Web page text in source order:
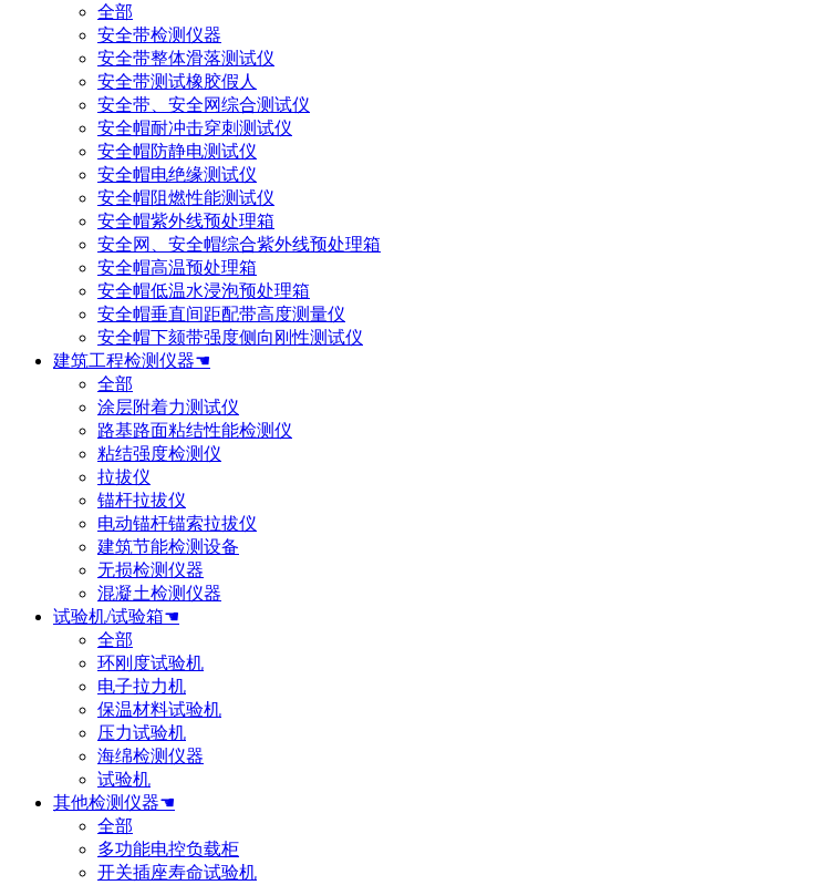
全部
安全带检测仪器
安全带整体滑落测试仪
安全带测试橡胶假人
安全带、安全网综合测试仪
安全帽耐冲击穿刺测试仪
安全帽防静电测试仪
安全帽电绝缘测试仪
安全帽阻燃性能测试仪
安全帽紫外线预处理箱
安全网、安全帽综合紫外线预处理箱
安全帽高温预处理箱
安全帽低温水浸泡预处理箱
安全帽垂直间距配带高度测量仪
安全帽下颏带强度侧向刚性测试仪
建筑工程检测仪器☚
全部
涂层附着力测试仪
路基路面粘结性能检测仪
粘结强度检测仪
拉拔仪
锚杆拉拔仪
电动锚杆锚索拉拔仪
建筑节能检测设备
无损检测仪器
混凝土检测仪器
试验机/试验箱☚
全部
环刚度试验机
电子拉力机
保温材料试验机
压力试验机
海绵检测仪器
试验机
其他检测仪器☚
全部
多功能电控负载柜
开关插座寿命试验机